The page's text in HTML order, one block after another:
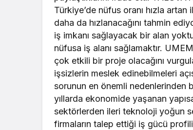
Türkiye’de nüfus oranı hızla artan
daha da hızlanacağını tahmin
iş imkanı sağlayacak bir alan
nüfusa iş alanı sağlamaktır.
çok etkili bir proje olacağını
işsizlerin meslek edinebilmeleri
sorunun en önemli nedenlerinden
yıllarda ekonomide yaşanan
sektörlerden ileri teknoloji yoğun
firmaların talep ettiği iş gücü